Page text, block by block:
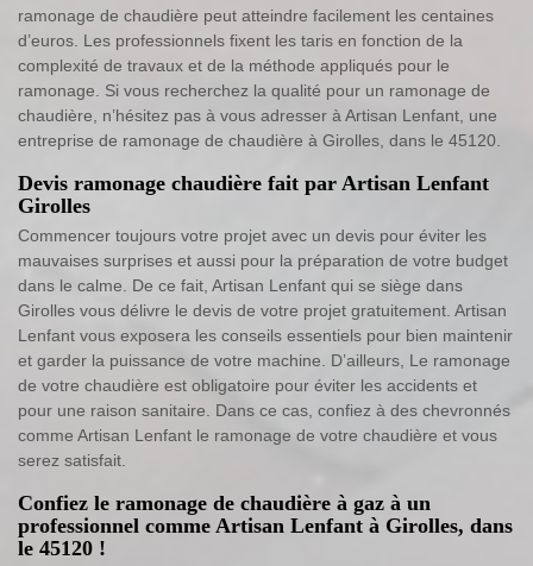
ramonage de chaudière peut atteindre facilement les centaines
d’euros. Les professionnels fixent les taris en fonction de la
complexité de travaux et de la méthode appliqués pour le
ramonage. Si vous recherchez la qualité pour un ramonage de
chaudière, n’hésitez pas à vous adresser à Artisan Lenfant, une
entreprise de ramonage de chaudière à Girolles, dans le 45120.
Devis ramonage chaudière fait par Artisan Lenfant
Girolles
Commencer toujours votre projet avec un devis pour éviter les
mauvaises surprises et aussi pour la préparation de votre budget
dans le calme. De ce fait, Artisan Lenfant qui se siège dans
Girolles vous délivre le devis de votre projet gratuitement. Artisan
Lenfant vous exposera les conseils essentiels pour bien maintenir
et garder la puissance de votre machine. D’ailleurs, Le ramonage
de votre chaudière est obligatoire pour éviter les accidents et
pour une raison sanitaire. Dans ce cas, confiez à des chevronnés
comme Artisan Lenfant le ramonage de votre chaudière et vous
serez satisfait.
Confiez le ramonage de chaudière à gaz à un
professionnel comme Artisan Lenfant à Girolles, dans
le 45120 !